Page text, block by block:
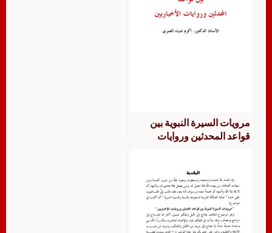
مرويات السيرة النبوية بين
قواعد المحدثين وروايات